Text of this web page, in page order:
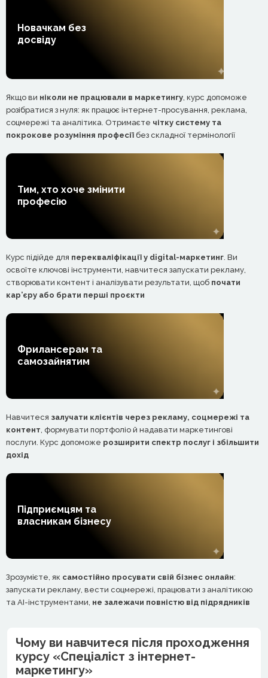
Новачкам без
досвіду
Якщо ви ніколи не працювали в маркетингу , курс допоможе
розібратися з нуля: як працює інтернет-просування, реклама,
соцмережі та аналітика. Отримаєте чітку систему та
покрокове розуміння професії без складної термінології
Тим, хто хоче змінити
професію
Курс підійде для перекваліфікації у digital-маркетинг . Ви
освоїте ключові інструменти, навчитеся запускати рекламу,
створювати контент і аналізувати результати, щоб почати
кар’єру або брати перші проєкти
Фрилансерам та
самозайнятим
Навчитеся залучати клієнтів через рекламу, соцмережі та
контент , формувати портфоліо й надавати маркетингові
послуги. Курс допоможе розширити спектр послуг і збільшити
дохід
Підприємцям та
власникам бізнесу
Зрозумієте, як самостійно просувати свій бізнес онлайн:
запускати рекламу, вести соцмережі, працювати з аналітикою
та AI-інструментами, не залежачи повністю від підрядників
Чому ви навчитеся після проходження
курсу «Спеціаліст з інтернет-
маркетингу»